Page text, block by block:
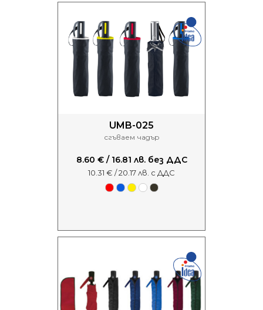
UMB-025
сгъваем чадър
8.60 € / 16.81 лв. без ДДС
10.31 € / 20.17 лв. с ДДС